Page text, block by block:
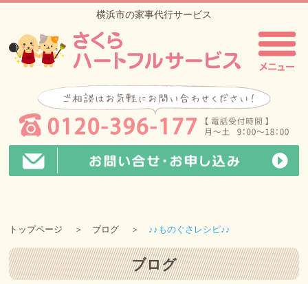
横浜市の家事代行サービス
トップページ ブログ ♪♪ものぐさレシピ♪♪
ブログ